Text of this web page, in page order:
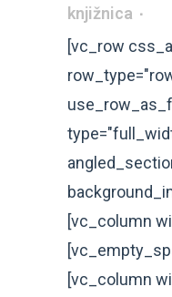
knjižnica
[vc_row
[vc_column
[vc_column